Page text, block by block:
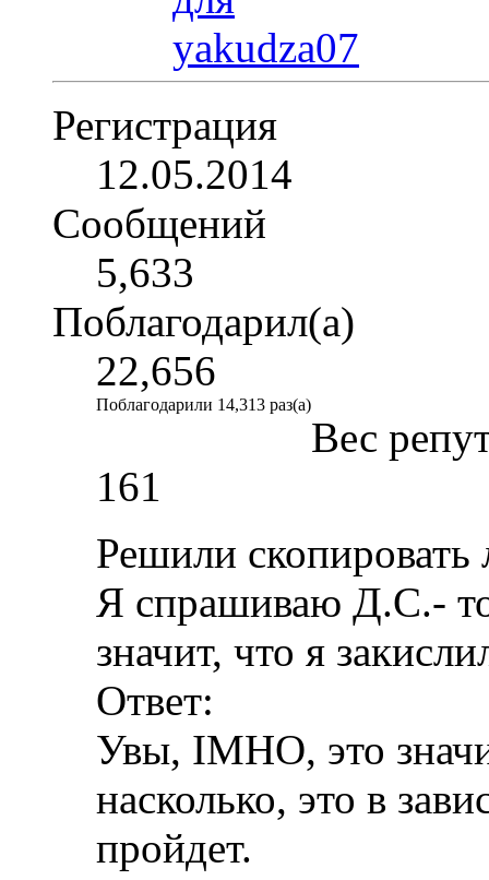
Регистрация
12.05.2014
Сообщений
5,633
Поблагодарил(а)
22,656
Поблагодарили 14,313 раз(а)
Вес
161
Решили
Я спрашиваю Д.С.-
значит, что я
Ответ:
Увы, IMHO, это
насколько, это в
пройдет.